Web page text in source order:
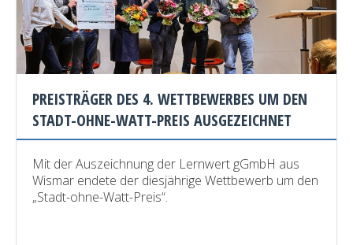
PREISTRÄGER DES 4. WETTBEWERBES UM DEN
STADT-OHNE-WATT-PREIS AUSGEZEICHNET
Mit der Auszeichnung der Lernwert gGmbH aus
Wismar endete der diesjährige Wettbewerb um den
„Stadt-ohne-Watt-Preis“.